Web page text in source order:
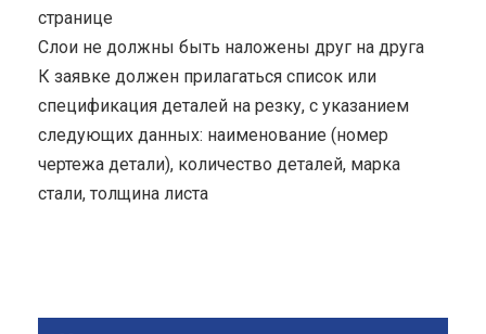
странице
Cлои не должны быть наложены друг на друга
К заявке должен прилагаться список или
спецификация деталей на резку, с указанием
следующих данных: наименование (номер
чертежа детали), количество деталей, марка
стали, толщина листа